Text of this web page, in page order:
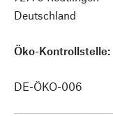
Deutschland
Öko-Kontrollstelle:
DE-ÖKO-006